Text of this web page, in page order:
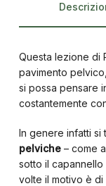
Questa lezione di
pavimento
si possa pensare
costantemente
In genere infatti si
pelviche– come
sotto il capannello
volte il motivo è